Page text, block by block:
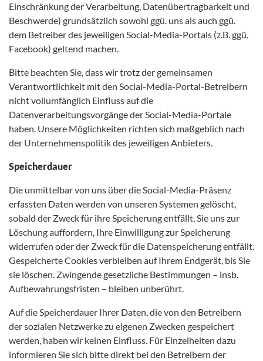
Einschränkung der Verarbeitung, Datenübertragbarkeit und
Beschwerde) grundsätzlich sowohl ggü. uns als auch ggü.
dem Betreiber des jeweiligen Social-Media-Portals (z.B. ggü.
Facebook) geltend machen.
Bitte beachten Sie, dass wir trotz der gemeinsamen
Verantwortlichkeit mit den Social-Media-Portal-Betreibern
nicht vollumfänglich Einfluss auf die
Datenverarbeitungsvorgänge der Social-Media-Portale
haben. Unsere Möglichkeiten richten sich maßgeblich nach
der Unternehmenspolitik des jeweiligen Anbieters.
Speicherdauer
Die unmittelbar von uns über die Social-Media-Präsenz
erfassten Daten werden von unseren Systemen gelöscht,
sobald der Zweck für ihre Speicherung entfällt, Sie uns zur
Löschung auffordern, Ihre Einwilligung zur Speicherung
widerrufen oder der Zweck für die Datenspeicherung entfällt.
Gespeicherte Cookies verbleiben auf Ihrem Endgerät, bis Sie
sie löschen. Zwingende gesetzliche Bestimmungen – insb.
Aufbewahrungsfristen – bleiben unberührt.
Auf die Speicherdauer Ihrer Daten, die von den Betreibern
der sozialen Netzwerke zu eigenen Zwecken gespeichert
werden, haben wir keinen Einfluss. Für Einzelheiten dazu
informieren Sie sich bitte direkt bei den Betreibern der